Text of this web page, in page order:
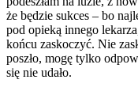
że będzie sukces – bo
pod opieką innego
końcu zaskoczyć. Nie
poszło, mogę tylko
się nie udało.